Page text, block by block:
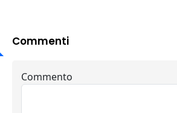
Commenti